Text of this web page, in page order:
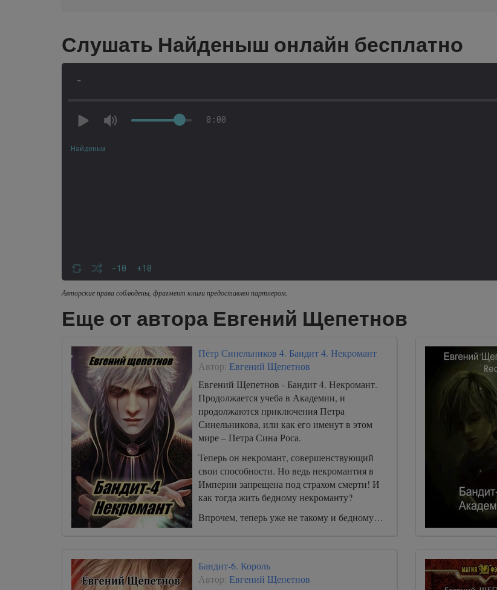
Слушать Найденыш онлайн бесплатно
-
0:00
-10 +10
Найденыш
Авторские права соблюдены, фрагмент книги предоставлен партнером.
Еще от автора Евгений Щепетнов
Пётр Синельников 4. Бандит 4. Некромант
Автор: Евгений Щепетнов
Евгений Щепетнов - Бандит 4. Некромант.
Продолжается учеба в Академии, и
продолжаются приключения Петра
Синельникова, или как его именут в этом
мире – Петра Сина Роса.
Теперь он некромант, совершенствующий
свои способности. Но ведь некромантия в
Империи запрещена под страхом смерти! И
как тогда жить бедному некроманту?
Впрочем, теперь уже не такому и бедному…
Бандит-6. Король
Автор: Евгений Щепетнов